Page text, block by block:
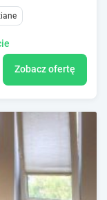
Zobacz ofertę